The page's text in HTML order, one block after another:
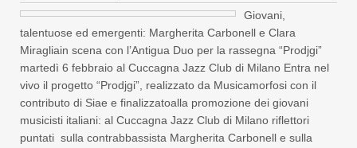
Giovani,
talentuose ed emergenti: Margherita Carbonell e Clara
Miragliain scena con l’Antigua Duo per la rassegna “Prodjgi”
martedì 6 febbraio al Cuccagna Jazz Club di Milano Entra nel
vivo il progetto “Prodjgi”, realizzato da Musicamorfosi con il
contributo di Siae e finalizzatoalla promozione dei giovani
musicisti italiani: al Cuccagna Jazz Club di Milano riflettori
puntati sulla contrabbassista Margherita Carbonell e sulla